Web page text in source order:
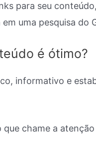
para seu
uma pesquisa do
é ótimo?
informativo e
chame a atenção